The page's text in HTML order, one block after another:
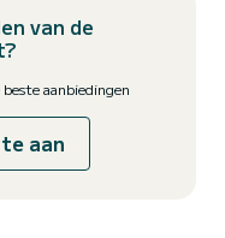
van de
aanbiedingen
aan